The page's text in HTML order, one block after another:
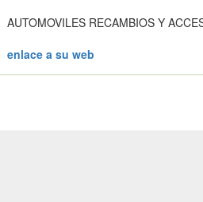
AUTOMOVILES RECAMBIOS Y
enlace a su web